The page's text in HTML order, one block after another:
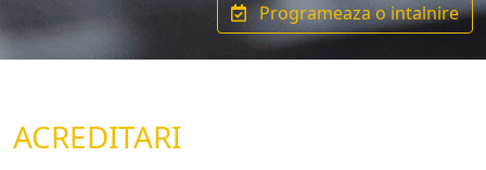
Programeaza o intalnire
ACREDITARI